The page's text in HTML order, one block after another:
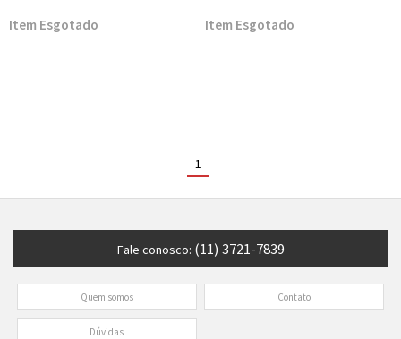
Esgotado Esgotado
1
Fale conosco: (11) 3721-7839
Quem somos Contato
Dúvidas